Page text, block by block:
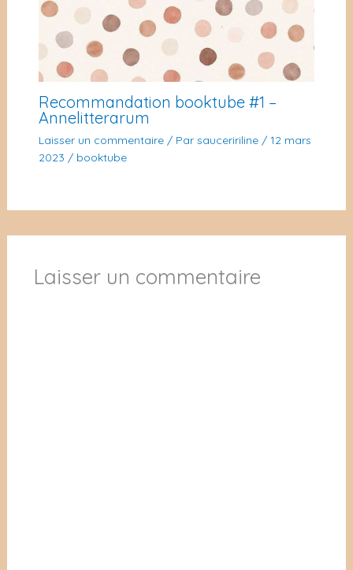
Recommandation booktube #1 –
Annelitterarum
Laisser un commentaire / Par sauceririline / 12 mars
2023 / booktube
Laisser un commentaire